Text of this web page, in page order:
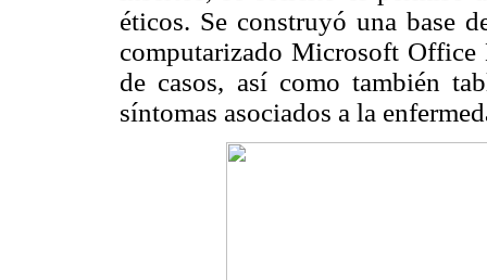
éticos. Se construyó una base
computarizado Microsoft Office
de casos, así como también
síntomas asociados a la